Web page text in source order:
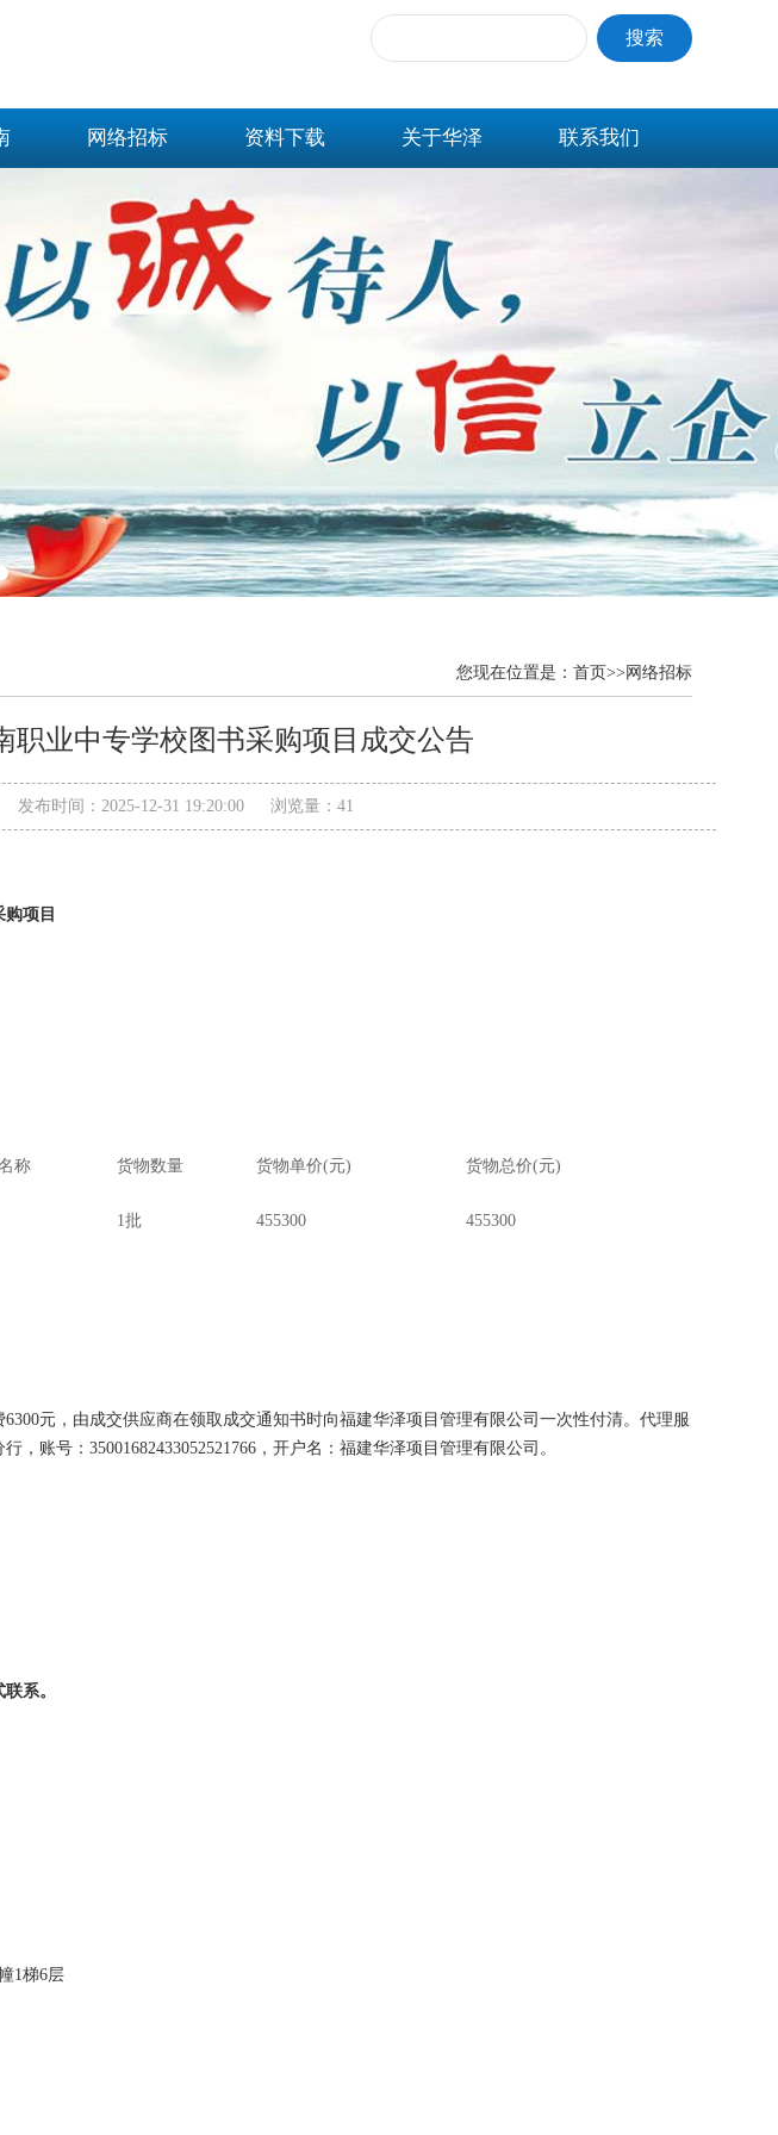
搜索
网络招标 资料下载 关于华泽 联系我们
您现在位置是： 首页>> 网络招标
职业中专学校图书采购项目成交公告
发布时间：2025-12-31 19:20:00 浏览量：41
项目
称 货物数量 货物单价(元) 货物总价(元)
1批 455300 455300
6300元，由成交供应商在领取成交通知书时向福建华泽项目管理有限公司一次性付清。代理服
，账号：35001682433052521766，开户名：福建华泽项目管理有限公司。
系。
1梯6层